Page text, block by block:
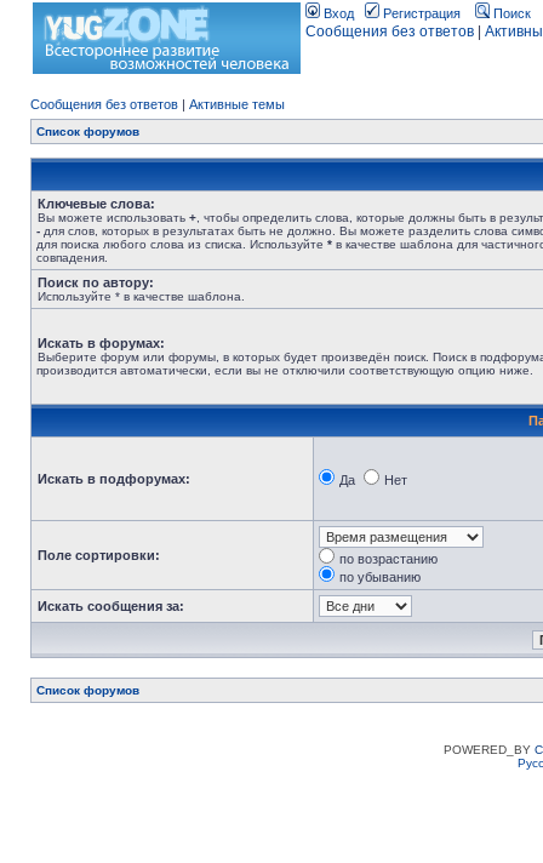
Вход Регистрация Поиск
Сообщения без ответов
Сообщения без ответов | Активные темы
Список форумов
Ключевые слова:
Вы можете использовать + , чтобы определить слова, которые должны быть в
- для слов, которых в результатах быть не должно. Вы можете разделить слова
для поиска любого слова из списка. Используйте * в качестве шаблона для
совпадения.
Поиск по автору:
Используйте * в качестве шаблона.
Искать в форумах:
Выберите форум или форумы, в которых будет произведён поиск. Поиск в
производится автоматически, если вы не отключили соответствующую опцию ниже.
Искать в подфорумах: Да Нет
Поле сортировки:
по возрастанию
по убыванию
Искать сообщения за:
Список форумов
POWERED_BY